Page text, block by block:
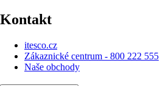
Kontakt
itesco.cz
Zákaznické centrum - 800 222 555
Naše obchody